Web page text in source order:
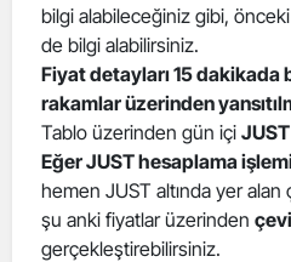
bilgi alabileceğiniz gibi, önceki
de bilgi alabilirsiniz.
Fiyat detayları 15 dakikada
rakamlar üzerinden
Tablo üzerinden gün içi JUST
Eğer JUST hesaplama
hemen JUST altında yer alan
şu anki fiyatlar üzerinden
gerçekleştirebilirsiniz.